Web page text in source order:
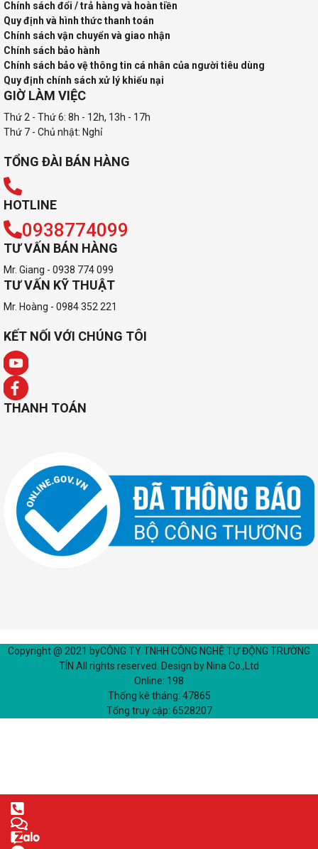
Chính sách đổi / trả hàng và hoàn tiền
Quy định và hình thức thanh toán
Chính sách vận chuyển và giao nhận
Chính sách bảo hành
Chính sách bảo vệ thông tin cá nhân của người tiêu dùng
Quy định chính sách xử lý khiếu nại
GIỜ LÀM VIỆC
Thứ 2 - Thứ 6: 8h - 12h, 13h - 17h
Thứ 7 - Chủ nhật: Nghỉ
TỔNG ĐÀI BÁN HÀNG
HOTLINE
0938774099
TƯ VẤN BÁN HÀNG
Mr. Giang - 0938 774 099
TƯ VẤN KỸ THUẬT
Mr. Hoàng - 0984 352 221
KẾT NỐI VỚI CHÚNG TÔI
THANH TOÁN
Copyright @ 2021 byCÔNG TY TNHH CÔNG NGHỆ TỰ ĐỘNG TRƯỜNG
TÍN All rights reserved. Design by Nina Co.,Ltd
Online: 198
Thống kê tháng: 47865
Tổng truy cập: 6528207